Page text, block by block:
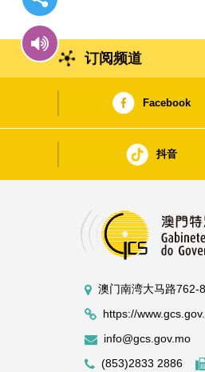
订阅频道
Facebook
抖音
澳门南湾大马路762-
https://
info@gcs.gov.mo
(853)2833 2886